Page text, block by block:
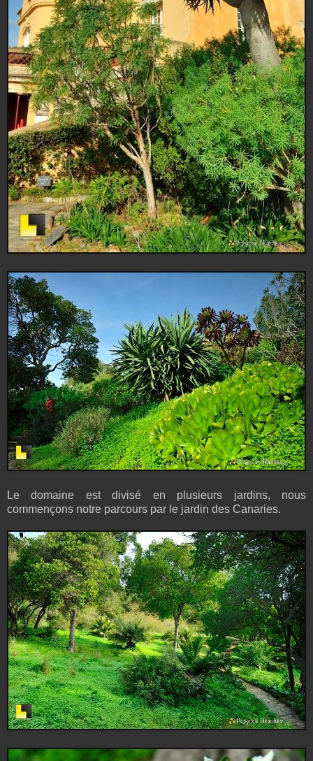
Le domaine est divisé en plusieurs jardins, nous
commençons notre parcours par le jardin des Canaries.